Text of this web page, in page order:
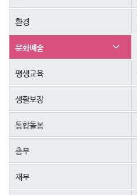
환경
문화예술
평생교육
생활보장
통합돌봄
총무
재무